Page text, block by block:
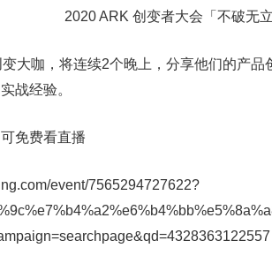
大咖，将连续2个晚上，分享他们的产
战经验。
免费看直播
event/7565294727622?